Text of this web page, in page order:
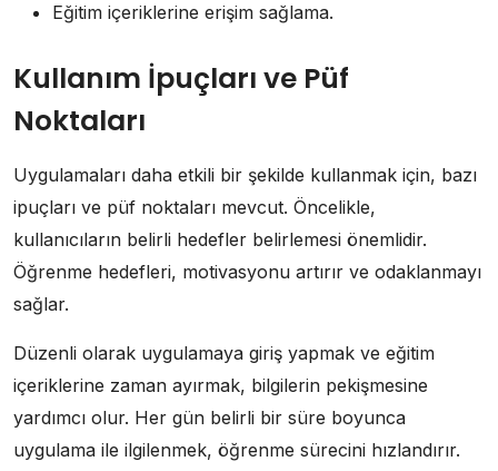
Eğitim içeriklerine erişim sağlama.
Kullanım İpuçları ve Püf
Noktaları
Uygulamaları daha etkili bir şekilde kullanmak için, bazı
ipuçları ve püf noktaları mevcut. Öncelikle,
kullanıcıların belirli hedefler belirlemesi önemlidir.
Öğrenme hedefleri, motivasyonu artırır ve odaklanmayı
sağlar.
Düzenli olarak uygulamaya giriş yapmak ve eğitim
içeriklerine zaman ayırmak, bilgilerin pekişmesine
yardımcı olur. Her gün belirli bir süre boyunca
uygulama ile ilgilenmek, öğrenme sürecini hızlandırır.